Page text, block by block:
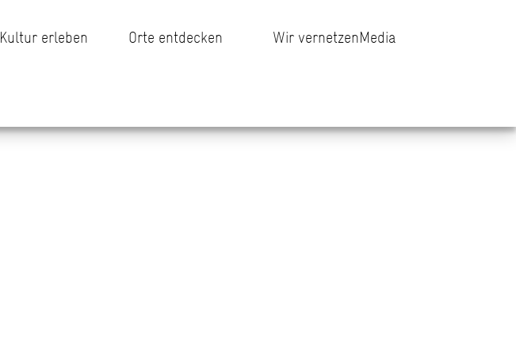
Kultur erleben Orte entdecken Wir vernetzenMedia